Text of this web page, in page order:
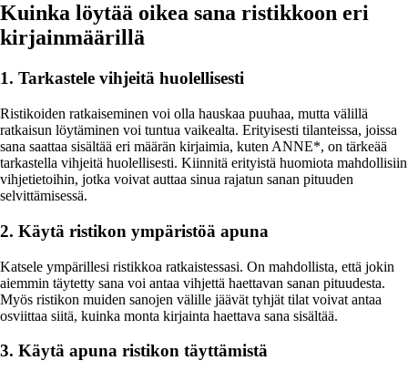
Kuinka löytää oikea sana ristikkoon eri
kirjainmäärillä
1. Tarkastele vihjeitä huolellisesti
Ristikoiden ratkaiseminen voi olla hauskaa puuhaa, mutta välillä
ratkaisun löytäminen voi tuntua vaikealta. Erityisesti tilanteissa, joissa
sana saattaa sisältää eri määrän kirjaimia, kuten ANNE*, on tärkeää
tarkastella vihjeitä huolellisesti. Kiinnitä erityistä huomiota mahdollisiin
vihjetietoihin, jotka voivat auttaa sinua rajatun sanan pituuden
selvittämisessä.
2. Käytä ristikon ympäristöä apuna
Katsele ympärillesi ristikkoa ratkaistessasi. On mahdollista, että jokin
aiemmin täytetty sana voi antaa vihjettä haettavan sanan pituudesta.
Myös ristikon muiden sanojen välille jäävät tyhjät tilat voivat antaa
osviittaa siitä, kuinka monta kirjainta haettava sana sisältää.
3. Käytä apuna ristikon täyttämistä